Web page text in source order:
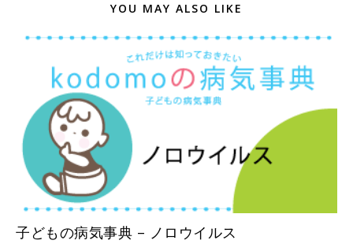
YOU MAY ALSO LIKE
子どもの病気事典 – ノロウイルス